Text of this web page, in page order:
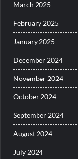
March 2025
February 2025
January 2025
December 2024
November 2024
October 2024
September 2024
August 2024
July 2024